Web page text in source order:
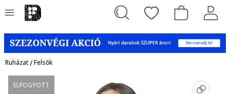
Ruházat/Felsők
ELFOGYOTT